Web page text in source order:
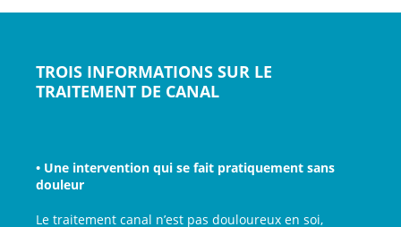
TROIS INFORMATIONS SUR LE
TRAITEMENT DE CANAL
• Une intervention qui se fait pratiquement sans
douleur
Le traitement canal n’est pas douloureux en soi,